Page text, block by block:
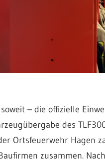
– die offizielle
des
Ortsfeuerwehr Hagen
zusammen.